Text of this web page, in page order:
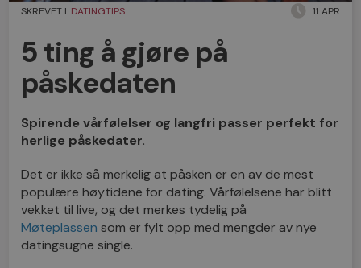
SKREVET I: DATINGTIPS 11 APR
5 ting å gjøre på
påskedaten
Spirende vårfølelser og langfri passer perfekt for
herlige påskedater.
Det er ikke så merkelig at påsken er en av de mest
populære høytidene for dating. Vårfølelsene har blitt
vekket til live, og det merkes tydelig på
Møteplassen som er fylt opp med mengder av nye
datingsugne single.